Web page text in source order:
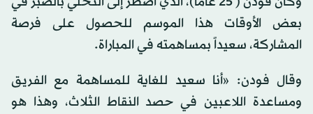
بعض الأوقات هذا الموسم للحصول على فرصة
المشاركة، سعيداً بمساهمته في المباراة.
وقال فودن: «أنا سعيد للغاية للمساهمة مع الفريق
ومساعدة اللاعبين في حصد النقاط الثلاث، وهذا هو